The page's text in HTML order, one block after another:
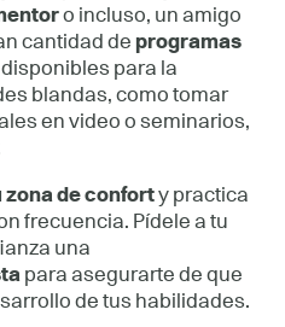
o incluso, un amigo
cantidad de programas
disponibles para la
blandas, como tomar
en video o seminarios,
zona de conforty practica
frecuencia. Pídele a tu
una
para asegurarte de que
de tus habilidades.